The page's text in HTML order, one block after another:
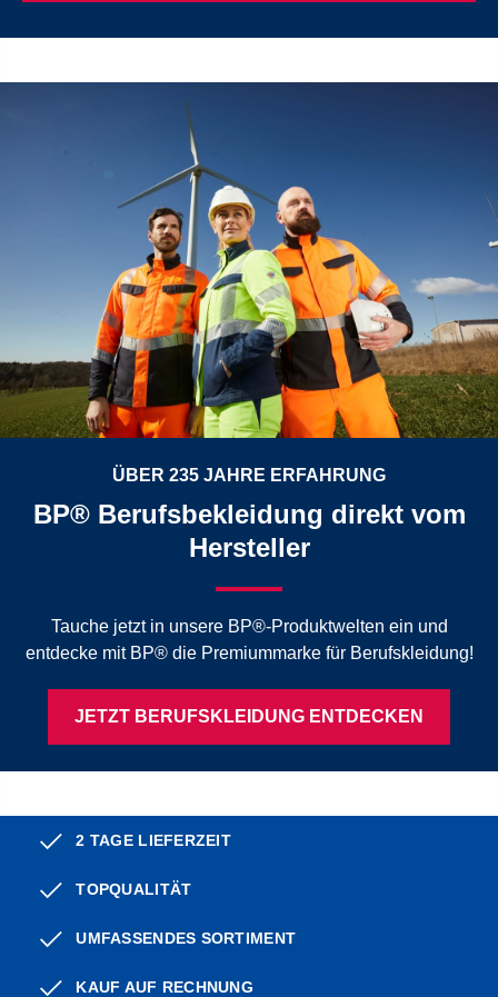
ÜBER 235 JAHRE ERFAHRUNG
BP® Berufsbekleidung direkt vom
Hersteller
Tauche jetzt in unsere BP®-Produktwelten ein und
entdecke mit BP® die Premiummarke für Berufskleidung!
JETZT BERUFSKLEIDUNG ENTDECKEN
2 TAGE LIEFERZEIT
TOPQUALITÄT
UMFASSENDES SORTIMENT
KAUF AUF RECHNUNG